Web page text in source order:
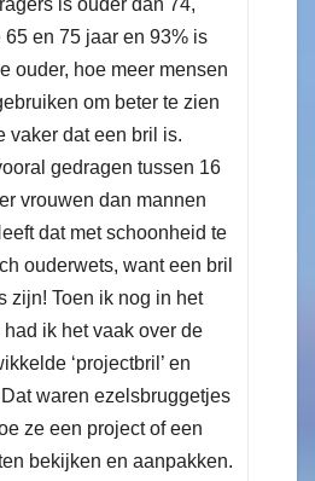
en 75 jaar en 93% is
ouder, hoe meer mensen
om beter te zien
vaker dat een bril is.
gedragen tussen 16
vrouwen dan mannen
dat met schoonheid te
ouderwets, want een bril
zijn! Toen ik nog in het
ik het vaak over de
‘projectbril’ en
Dat waren ezelsbruggetjes
ze een project of een
bekijken en aanpakken.